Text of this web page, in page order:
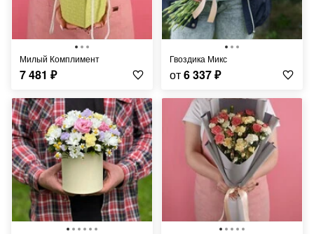
Милый Комплимент
7 481 ₽
Гвоздика Микс
от6 337₽